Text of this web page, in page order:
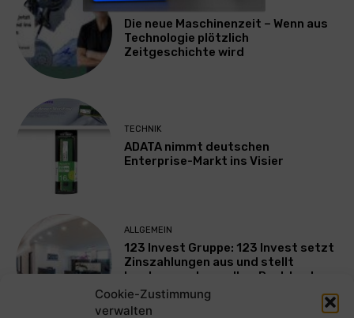
Cookie-Zustimmung
verwalten
TECHNIK
Die neue Maschinenzeit – Wenn aus
Technologie plötzlich
Zeitgeschichte wird
TECHNIK
ADATA nimmt deutschen
Enterprise-Markt ins Visier
ALLGEMEIN
123 Invest Gruppe: 123 Invest setzt
Zinszahlungen aus und stellt
Insolvenzantrag – Ihre Rechte als
Anleger